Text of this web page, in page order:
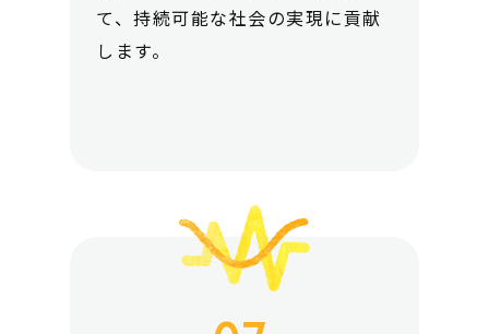
て、持続可能な社会の実現に貢献
します。